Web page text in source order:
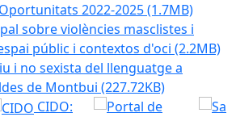
2022-2025(1.7MB)
sobre violències masclistes i
públic i contextos d'oci (2.2MB)
i no sexista del llenguatge a
de Montbui (227.72KB)
CIDO: